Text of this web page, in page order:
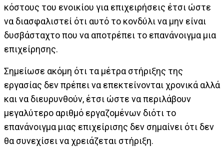
κόστους του ενοικίου για επιχειρήσεις έτσι ώστε
να διασφαλιστεί ότι αυτό το κονδύλι να μην είναι
δυσβάσταχτο που να αποτρέπει το επανάνοιγμα μια
επιχείρησης.
Σημείωσε ακόμη ότι τα μέτρα στήριξης της
εργασίας δεν πρέπει να επεκτείνονται χρονικά αλλά
και να διευρυνθούν, έτσι ώστε να περιλάβουν
μεγαλύτερο αριθμό εργαζομένων διότι το
επανάνοιγμα μιας επιχείρισης δεν σημαίνει ότι δεν
θα συνεχίσει να χρειάζεται στήριξη.